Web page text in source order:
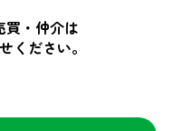
買・仲介は
ください。